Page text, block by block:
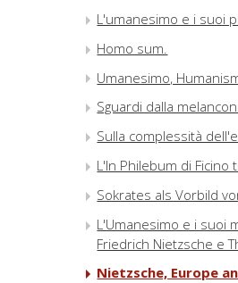
L'umanesimo e i suoi
Homo sum.
Umanesimo,
Sguardi dalla
Sulla complessità
L'In Philebum di Ficino
Sokrates als Vorbild
L'Umanesimo e i suoi
Friedrich Nietzsche e
Nietzsche, Europe